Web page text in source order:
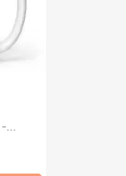
...